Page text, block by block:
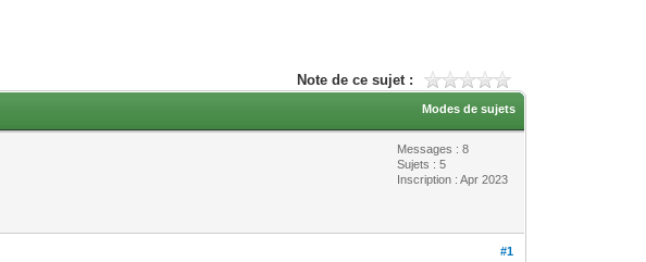
Note de ce sujet :
Modes de sujets
Messages : 8
Sujets : 5
Inscription : Apr 2023
#1